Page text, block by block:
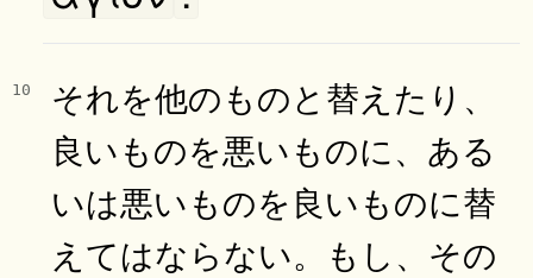
10
それを他のものと替えたり、
良いものを悪いものに、ある
いは悪いものを良いものに替
えてはならない。もし、その